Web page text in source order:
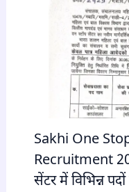
Sakhi One
Recruitment
सेंटर में विभिन्न पदों